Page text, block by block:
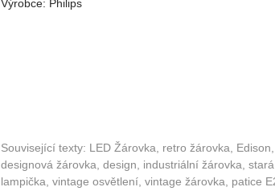
Výrobce: Philips
Související texty: LED Žárovka, retro žárovka,
designová žárovka, design, industriální žárovka,
lampička, vintage osvětlení, vintage žárovka, patice